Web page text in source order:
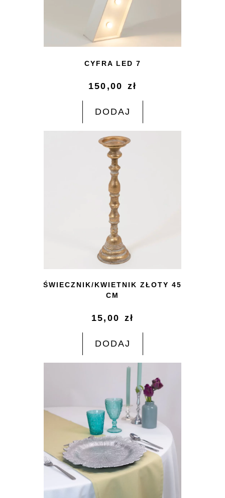
CYFRA LED 7
150,00 zł
DODAJ
ŚWIECZNIK/KWIETNIK ZŁOTY 45
CM
15,00 zł
DODAJ